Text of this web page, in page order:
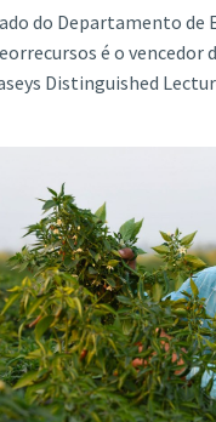
do Departamento de
é o vencedor
Distinguished